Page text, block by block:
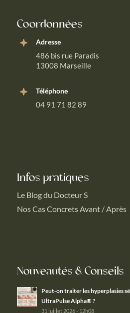
Coordonnées
Adresse
486 bis rue Paradis
13008 Marseille
Téléphone
04 91 71 82 89
Infos pratiques
Le Blog du Docteur S
Nos Cas Concrets Avant / Après
Nouveautés & Conseils
Peut-on traiter les hyperplasies
UltraPulse Alpha® ?
31 juillet 2026 - 12h08